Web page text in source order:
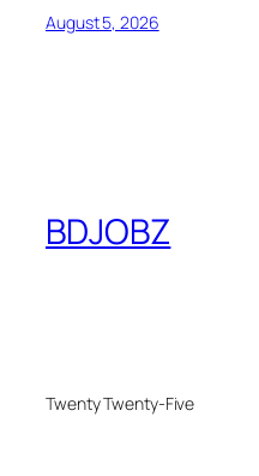
August 5, 2026
BDJOBZ
Twenty Twenty-Five